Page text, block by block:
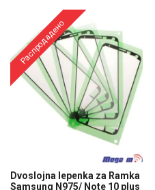
Распродадено
Dvoslojna lepenka za Ramka
Samsung N975/ Note 10 plus